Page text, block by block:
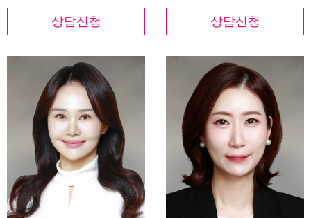
상담신청 상담신청